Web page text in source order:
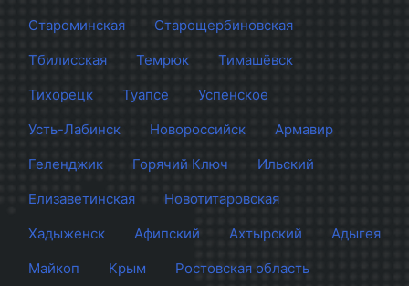
Староминская
Старощербиновская
Тбилисская
Темрюк
Тимашёвск
Тихорецк
Туапсе
Успенское
Усть-Лабинск
Новороссийск
Армавир
Геленджик
Горячий Ключ
Ильский
Елизаветинская
Новотитаровская
Хадыженск
Афипский Ахтырский
Адыгея
Майкоп
Крым Ростовская область